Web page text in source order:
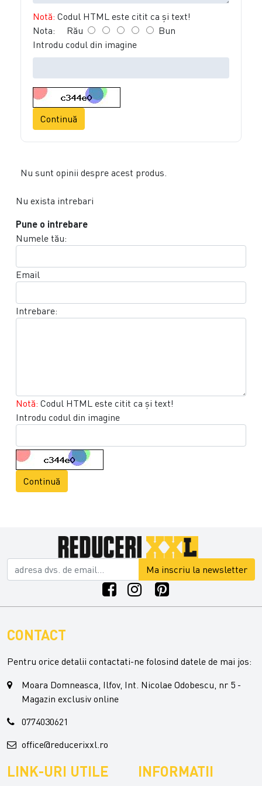
Notă: Codul HTML este citit ca şi text!
Nota: Rău
Bun
Introdu codul din imagine
Continuă
Nu sunt opinii despre acest produs.
Nu exista intrebari
Pune o intrebare
Numele tău:
Email
Intrebare:
Notă: Codul HTML este citit ca şi text!
Introdu codul din imagine
Continuă
Ma inscriu la newsletter
CONTACT
Pentru orice detalii contactati-ne folosind datele de mai jos:
Moara Domneasca, Ilfov, Int. Nicolae Odobescu, nr 5 -
Magazin exclusiv online
0774030621
office@reducerixxl.ro
LINK-URI UTILE INFORMATII